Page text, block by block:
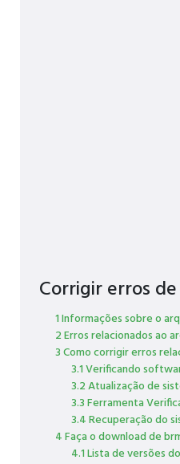
Corrigir erros
1 Informações sobre o
2 Erros relacionados ao
3 Como corrigir erros
3.1 Verificando
3.2 Atualização de
3.3 Ferramenta
3.4 Recuperação do
4 Faça o download de
4.1 Lista de versões